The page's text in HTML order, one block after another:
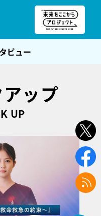
ビュー
ップ
UP